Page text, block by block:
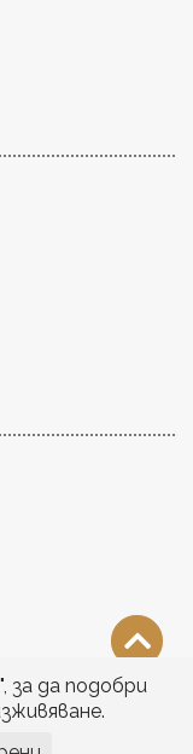
за да подобри